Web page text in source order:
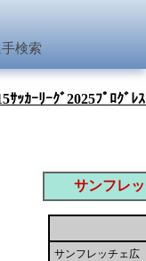
検索
ｻｯｶｰﾘｰｸﾞ2025ﾌﾟﾛｸﾞﾚ
サンフレ
サンフレッチェ広